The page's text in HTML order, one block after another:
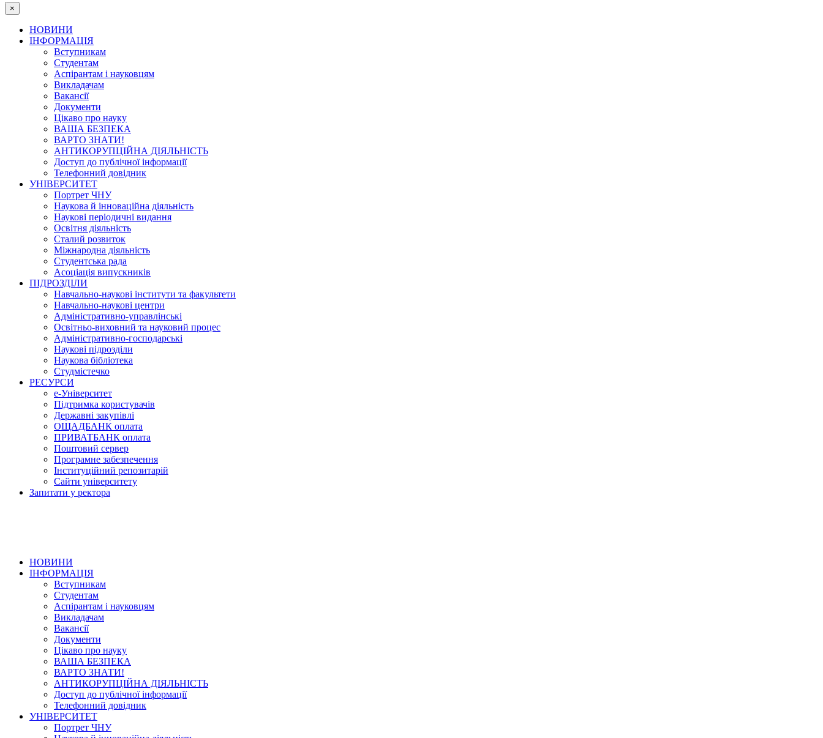
×
НОВИНИ
ІНФОРМАЦІЯ
Вступникам
Студентам
Аспірантам і науковцям
Викладачам
Вакансії
Документи
Цікаво про науку
ВАША БЕЗПЕКА
ВАРТО ЗНАТИ!
АНТИКОРУПЦІЙНА ДІЯЛЬНІСТЬ
Доступ до публічної інформації
Телефонний довідник
УНІВЕРСИТЕТ
Портрет ЧНУ
Наукова й інноваційна діяльність
Наукові періодичні видання
Освітня діяльність
Сталий розвиток
Міжнародна діяльність
Студентська рада
Асоціація випускників
ПІДРОЗДІЛИ
Навчально-наукові інститути та факультети
Навчально-наукові центри
Адміністративно-управлінські
Освітньо-виховний та науковий процес
Адміністративно-господарські
Наукові підрозділи
Наукова бібліотека
Студмістечко
РЕСУРСИ
е-Університет
Підтримка користувачів
Державні закупівлі
ОЩАДБАНК оплата
ПРИВАТБАНК оплата
Поштовий сервер
Програмне забезпечення
Інституційний репозитарій
Сайти університету
Запитати у ректора
НОВИНИ
ІНФОРМАЦІЯ
Вступникам
Студентам
Аспірантам і науковцям
Викладачам
Вакансії
Документи
Цікаво про науку
ВАША БЕЗПЕКА
ВАРТО ЗНАТИ!
АНТИКОРУПЦІЙНА ДІЯЛЬНІСТЬ
Доступ до публічної інформації
Телефонний довідник
УНІВЕРСИТЕТ
Портрет ЧНУ